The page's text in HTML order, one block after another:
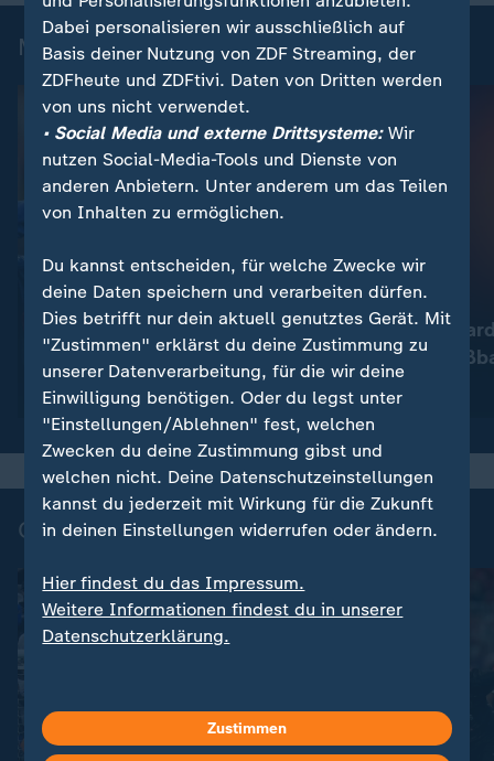
Mehr zum Thema
Sport | Bolzplatz :
Warum Flick mit Barca so
erfolgreich ist
Video 16:44
Sport | Sport Dokus
Spiel um
gehört der
Video
Champions League - Highlights
Dabei personalisieren wir ausschließlich auf
Basis deiner Nutzung von ZDF Streaming, der
ZDFheute und ZDFtivi. Daten von Dritten werden
von uns nicht verwendet.
• Social Media und externe Drittsysteme:Wir
nutzen Social-Media-Tools und Dienste von
anderen Anbietern. Unter anderem um das Teilen
von Inhalten zu ermöglichen.
Du kannst entscheiden, für welche Zwecke wir
deine Daten speichern und verarbeiten dürfen.
Dies betrifft nur dein aktuell genutztes Gerät. Mit
"Zustimmen" erklärst du deine Zustimmung zu
unserer Datenverarbeitung, für die wir deine
Einwilligung benötigen. Oder du legst unter
"Einstellungen/Ablehnen" fest, welchen
Zwecken du deine Zustimmung gibst und
welchen nicht. Deine Datenschutzeinstellungen
kannst du jederzeit mit Wirkung für die Zukunft
in deinen Einstellungen widerrufen oder ändern.
Hier findest du das Impressum.
Weitere Informationen findest du in unserer
Datenschutzerklärung.
Zustimmen